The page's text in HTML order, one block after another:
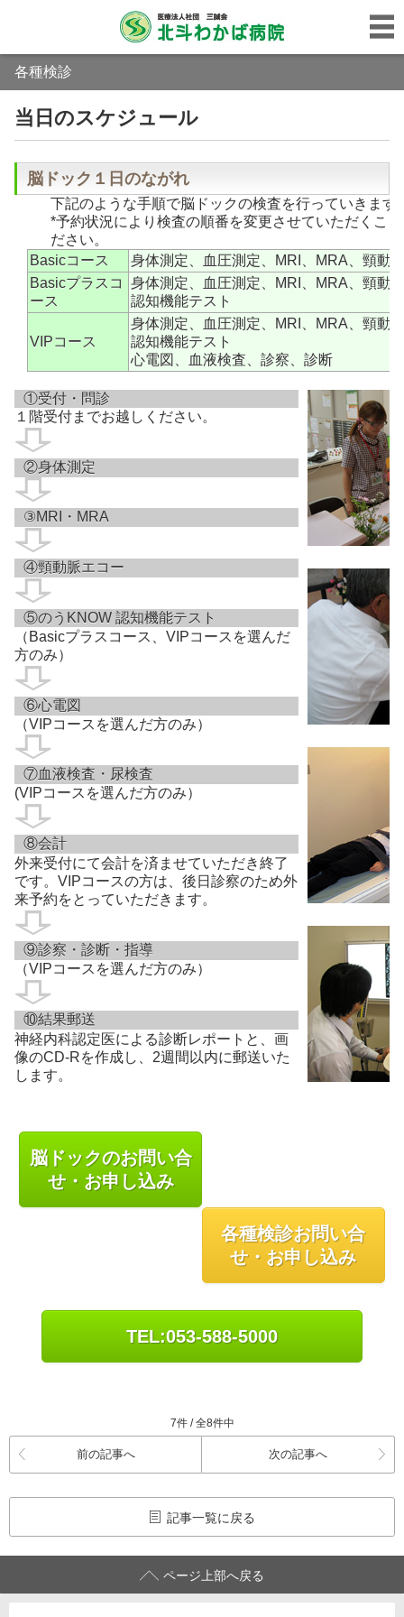
各種検診
当日のスケジュール
脳ドック１日のながれ
下記のような手順で脳ドックの検査を行っていきます
*予約状況により検査の順番を変更させていただくこ
ださい。
Basicコース
身体測定、血圧測定、MRI、MRA、頸動
Basicプラスコ
ース
身体測定、血圧測定、MRI、MRA、頸動
認知機能テスト
VIPコース
身体測定、血圧測定、MRI、MRA、頸動
認知機能テスト
心電図、血液検査、診察、診断
①受付・問診
１階受付までお越しください。
②身体測定
③MRI・MRA
④頸動脈エコー
⑤のうKNOW 認知機能テスト
（Basicプラスコース、VIPコースを選んだ
方のみ）
⑥心電図
（VIPコースを選んだ方のみ）
⑦血液検査・尿検査
(VIPコースを選んだ方のみ）
⑧会計
外来受付にて会計を済ませていただき終了
です。VIPコースの方は、後日診察のため外
来予約をとっていただきます。
⑨診察・診断・指導
（VIPコースを選んだ方のみ）
⑩結果郵送
神経内科認定医による診断レポートと、画
像のCD-Rを作成し、2週間以内に郵送いた
します。
脳ドックのお問い合
せ・お申し込み
各種検診お問い合
せ・お申し込み
TEL:053-588-5000
7件 / 全8件中
前の記事へ 次の記事へ
記事一覧に戻る
ページ上部へ戻る